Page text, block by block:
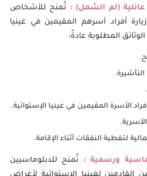
تُمنح للأشخاص
أفراد أسرهم المقيمين في غينيا
المطلوبة عادةً:
الأسرة المقيمين في غينيا الإستوائية.
لتغطية النفقات أثناء الإقامة.
تُمنح للدبلوماسيين